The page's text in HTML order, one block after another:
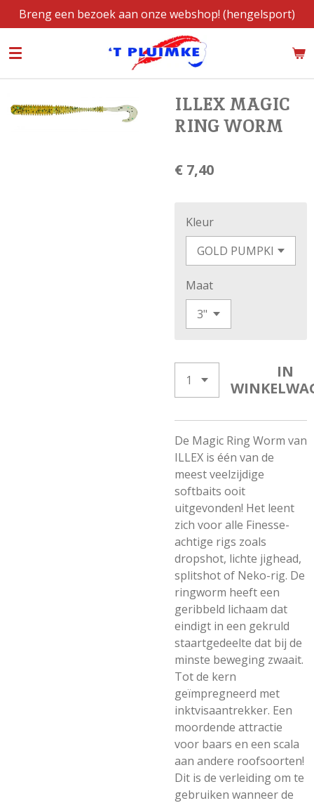
direct
naar
Breng een bezoek aan onze webshop! (hengelsport)
ILLEX MAGIC
RING WORM
€ 7,40
Kleur
Maat
IN
De Magic Ring Worm van
ILLEX is één van de
meest veelzijdige
softbaits ooit
uitgevonden! Het leent
zich voor alle Finesse-
achtige rigs zoals
dropshot, lichte jighead,
splitshot of Neko-rig. De
ringworm heeft een
geribbeld lichaam dat
eindigt in een gekruld
staartgedeelte dat bij de
minste beweging zwaait.
Tot de kern
geïmpregneerd met
inktvisaantrekker. Een
moordende attractie
voor baars en een scala
aan andere roofsoorten!
Dit is de verleiding om te
gebruiken wanneer de